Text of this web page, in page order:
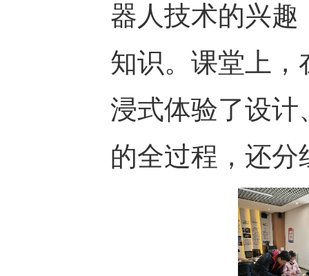
器人技术的兴
知识。课堂上
浸式体验了设计
的全过程，还